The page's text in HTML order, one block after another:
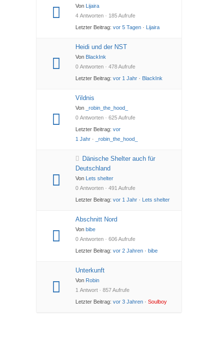
Von Lijaira
4 Antworten · 185 Aufrufe
Letzter Beitrag: vor 5 Tagen · Lijaira
Heidi und der NST
Von BlackInk
0 Antworten · 478 Aufrufe
Letzter Beitrag: vor 1 Jahr · BlackInk
Vildnis
Von
_robin_the_hood_
0 Antworten · 625 Aufrufe
Letzter Beitrag: vor
1 Jahr · _robin_the_hood_
Dänische Shelter auch für
Deutschland
Von Lets shelter
0 Antworten · 491 Aufrufe
Letzter Beitrag: vor 1 Jahr · Lets shelter
Abschnitt Nord
Von bibe
0 Antworten · 606 Aufrufe
Letzter Beitrag: vor 2 Jahren · bibe
Unterkunft
Von Robin
1 Antwort · 857 Aufrufe
Letzter Beitrag: vor 3 Jahren · Soulboy